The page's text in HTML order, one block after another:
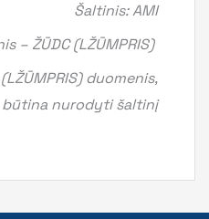
Šaltinis: AMI
– ŽŪDC (LŽŪMPRIS)
duomenis,
būtina nurodyti šaltinį